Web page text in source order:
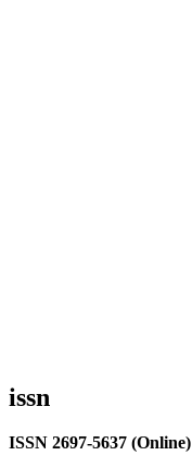
issn
ISSN 2697-5637 (Online)